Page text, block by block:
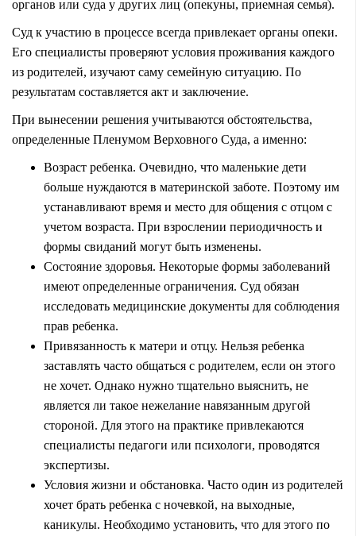
органов или суда у других лиц (опекуны, приемная семья).
Суд к участию в процессе всегда привлекает органы опеки.
Его специалисты проверяют условия проживания каждого
из родителей, изучают саму семейную ситуацию. По
результатам составляется акт и заключение.
При вынесении решения учитываются обстоятельства,
определенные Пленумом Верховного Суда, а именно:
Возраст ребенка. Очевидно, что маленькие дети
больше нуждаются в материнской заботе. Поэтому им
устанавливают время и место для общения с отцом с
учетом возраста. При взрослении периодичность и
формы свиданий могут быть изменены.
Состояние здоровья. Некоторые формы заболеваний
имеют определенные ограничения. Суд обязан
исследовать медицинские документы для соблюдения
прав ребенка.
Привязанность к матери и отцу. Нельзя ребенка
заставлять часто общаться с родителем, если он этого
не хочет. Однако нужно тщательно выяснить, не
является ли такое нежелание навязанным другой
стороной. Для этого на практике привлекаются
специалисты педагоги или психологи, проводятся
экспертизы.
Условия жизни и обстановка. Часто один из родителей
хочет брать ребенка с ночевкой, на выходные,
каникулы. Необходимо установить, что для этого по